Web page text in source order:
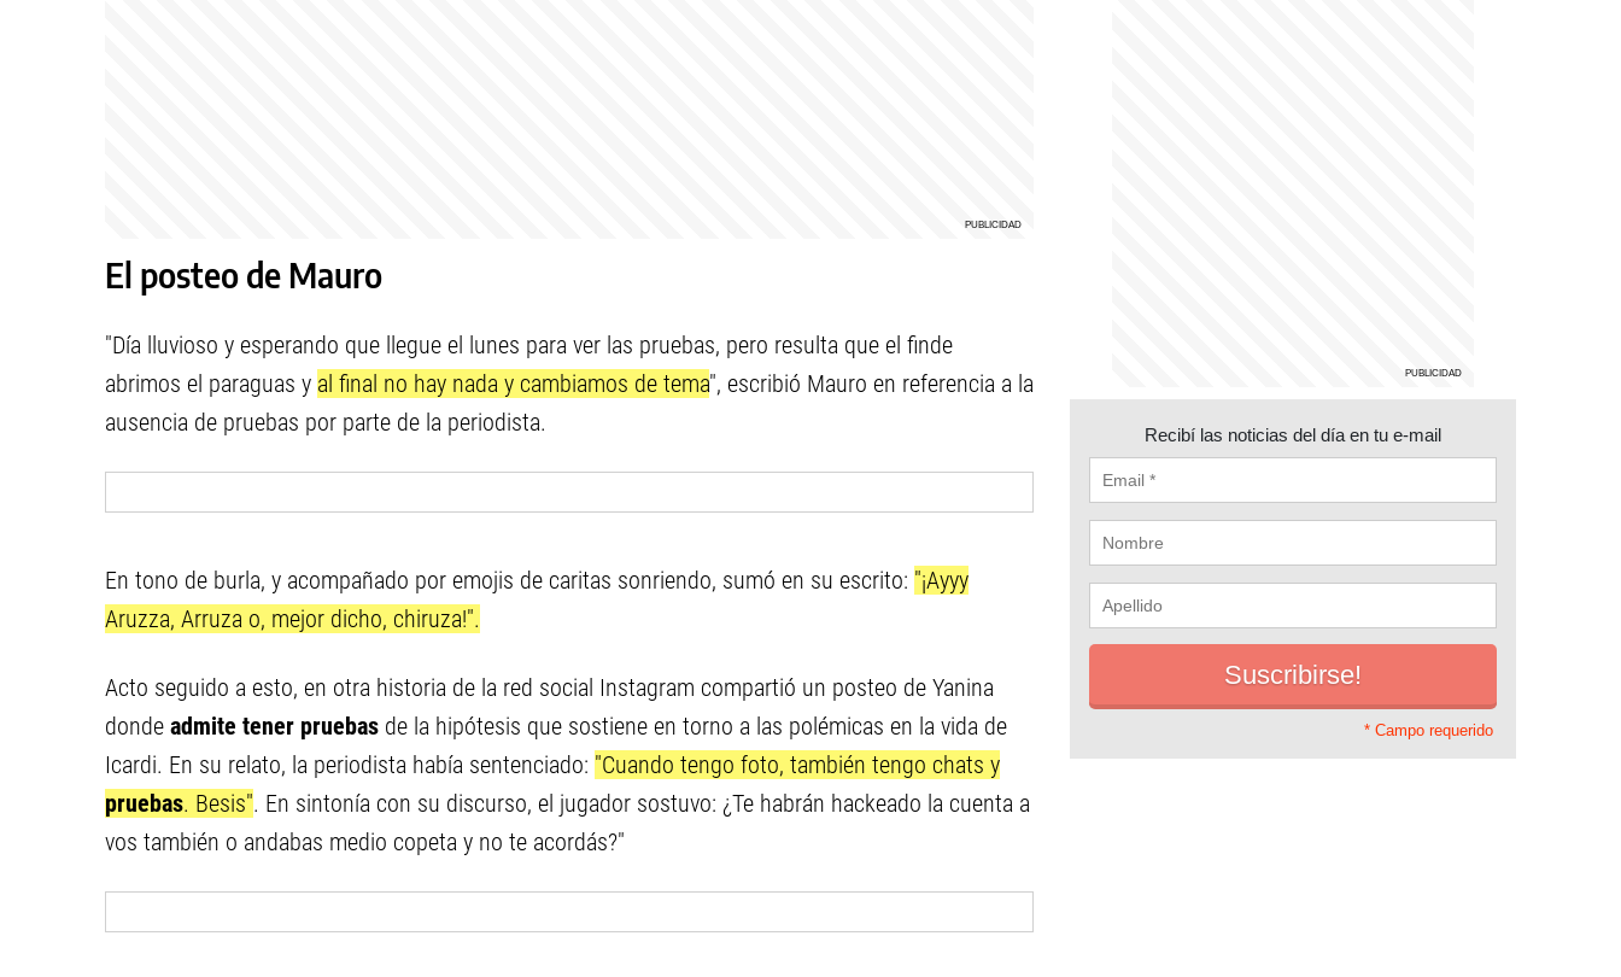
El posteo de Mauro
"Día lluvioso y esperando que llegue el lunes para ver las pruebas, pero resulta que el finde
abrimos el paraguas y al final no hay nada y cambiamos de tema", escribió Mauro en referencia a la
ausencia de pruebas por parte de la periodista.
En tono de burla, y acompañado por emojis de caritas sonriendo, sumó en su escrito: "¡Ayyy
Aruzza, Arruza o, mejor dicho, chiruza!".
Acto seguido a esto, en otra historia de la red social Instagram compartió un posteo de Yanina
donde admite tener pruebas de la hipótesis que sostiene en torno a las polémicas en la vida de
Icardi. En su relato, la periodista había sentenciado: "Cuando tengo foto, también tengo chats y
pruebas. Besis". En sintonía con su discurso, el jugador sostuvo: ¿Te habrán hackeado la cuenta a
vos también o andabas medio copeta y no te acordás?"
Recibí las noticias del día en tu e-mail
* Campo requerido